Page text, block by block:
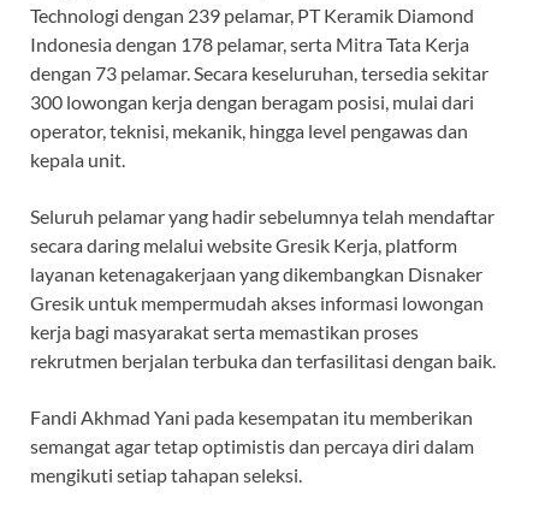
Technologi dengan 239 pelamar, PT Keramik Diamond
Indonesia dengan 178 pelamar, serta Mitra Tata Kerja
dengan 73 pelamar. Secara keseluruhan, tersedia sekitar
300 lowongan kerja dengan beragam posisi, mulai dari
operator, teknisi, mekanik, hingga level pengawas dan
kepala unit.
Seluruh pelamar yang hadir sebelumnya telah mendaftar
secara daring melalui website Gresik Kerja, platform
layanan ketenagakerjaan yang dikembangkan Disnaker
Gresik untuk mempermudah akses informasi lowongan
kerja bagi masyarakat serta memastikan proses
rekrutmen berjalan terbuka dan terfasilitasi dengan baik.
Fandi Akhmad Yani pada kesempatan itu memberikan
semangat agar tetap optimistis dan percaya diri dalam
mengikuti setiap tahapan seleksi.